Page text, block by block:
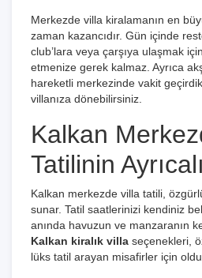
Merkezde villa kiralamanın en
zaman kazancıdır. Gün içinde
club’lara veya çarşıya ulaşmak
etmenize gerek kalmaz. Ayrıca
hareketli merkezinde vakit
villanıza dönebilirsiniz.
Kalkan
Tatilinin
Kalkan merkezde villa tatili,
sunar. Tatil saatlerinizi kendiniz
anında havuzun ve manzaranın
Kalkan kiralık villa seçenekleri,
lüks tatil arayan misafirler için